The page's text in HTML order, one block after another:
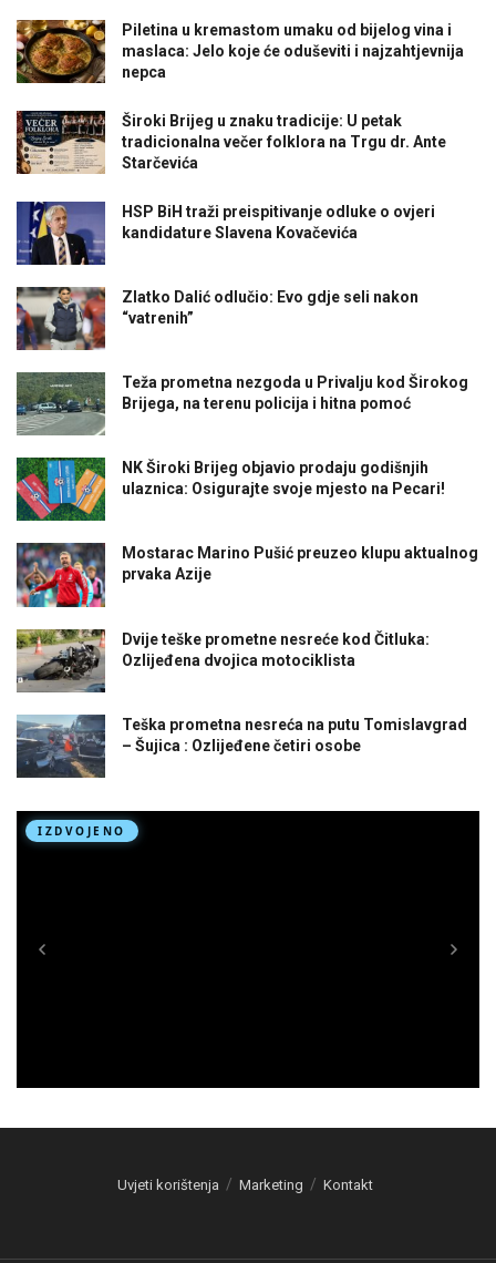
Piletina u kremastom umaku od bijelog vina i
maslaca: Jelo koje će oduševiti i najzahtjevnija
nepca
Široki Brijeg u znaku tradicije: U petak
tradicionalna večer folklora na Trgu dr. Ante
Starčevića
HSP BiH traži preispitivanje odluke o ovjeri
kandidature Slavena Kovačevića
Zlatko Dalić odlučio: Evo gdje seli nakon
“vatrenih”
Teža prometna nezgoda u Privalju kod Širokog
Brijega, na terenu policija i hitna pomoć
NK Široki Brijeg objavio prodaju godišnjih
ulaznica: Osigurajte svoje mjesto na Pecari!
Mostarac Marino Pušić preuzeo klupu aktualnog
prvaka Azije
Dvije teške prometne nesreće kod Čitluka:
Ozlijeđena dvojica motociklista
Teška prometna nesreća na putu Tomislavgrad
– Šujica : Ozlijeđene četiri osobe
Uvjeti korištenja Marketing Kontakt